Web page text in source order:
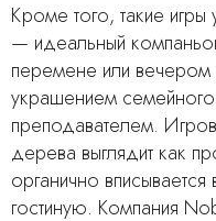
Кроме того, такие
— идеальный
перемене или вечером
украшением
преподавателем.
дерева выглядит как
органично
гостиную. Компания